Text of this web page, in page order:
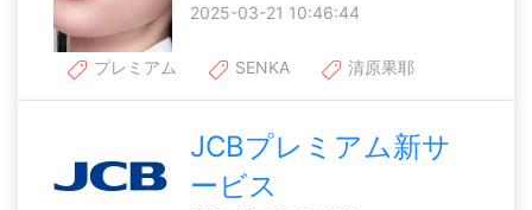
2025-03-21 10:46:44
プレミアム SENKA 清原果耶
JCBプレミアム新サ
ービス